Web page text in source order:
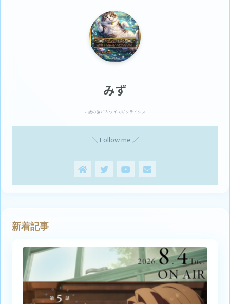
みず
23歳の猫がカワイスギクライシス
＼ Follow me ／
新着記事